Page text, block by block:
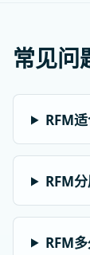
常见问
RFM
RFM
RFM多